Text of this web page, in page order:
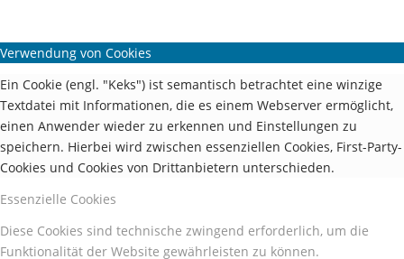
Verwendung von Cookies
Ein Cookie (engl. "Keks") ist semantisch betrachtet eine winzige
Textdatei mit Informationen, die es einem Webserver ermöglicht,
einen Anwender wieder zu erkennen und Einstellungen zu
speichern. Hierbei wird zwischen essenziellen Cookies, First-Party-
Cookies und Cookies von Drittanbietern unterschieden.
Essenzielle Cookies
Diese Cookies sind technische zwingend erforderlich, um die
Funktionalität der Website gewährleisten zu können.